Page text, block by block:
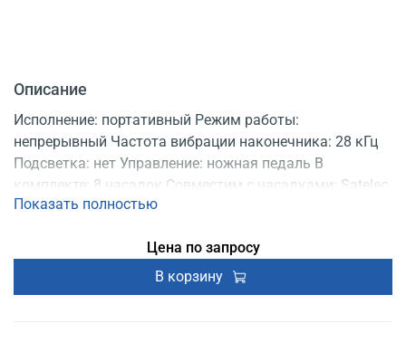
Описание
Исполнение: портативный Режим работы:
непрерывный Частота вибрации наконечника: 28 кГц
Подсветка: нет Управление: ножная педаль В
комплекте: 8 насадок Совместим с насадками: Satelec,
NSK, DTE Регистрационное удостоверение
Показать полностью
Цена по запросу
В корзину